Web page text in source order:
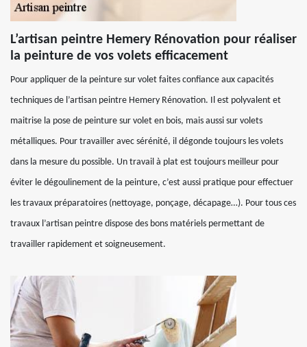
L’artisan peintre Hemery Rénovation pour réaliser
la peinture de vos volets efficacement
Pour appliquer de la peinture sur volet faites confiance aux capacités
techniques de l’artisan peintre Hemery Rénovation. Il est polyvalent et
maitrise la pose de peinture sur volet en bois, mais aussi sur volets
métalliques. Pour travailler avec sérénité, il dégonde toujours les volets
dans la mesure du possible. Un travail à plat est toujours meilleur pour
éviter le dégoulinement de la peinture, c’est aussi pratique pour effectuer
les travaux préparatoires (nettoyage, ponçage, décapage…). Pour tous ces
travaux l’artisan peintre dispose des bons matériels permettant de
travailler rapidement et soigneusement.